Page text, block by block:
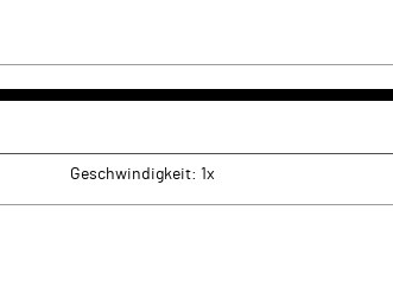
Geschwindigkeit: 1x